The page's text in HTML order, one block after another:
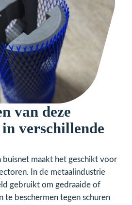
van deze
verschillende
buisnet maakt het geschikt voor
In de metaalindustrie
gebruikt om gedraaide of
te beschermen tegen schuren